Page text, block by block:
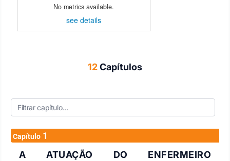
No metrics available.
see details
12Capítulos
Capítulo 1
A ATUAÇÃO DO ENFERMEIRO